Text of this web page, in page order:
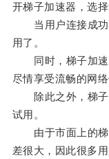
开梯子加速器，选
当用户连接成功
用了。
同时，梯子加速
尽情享受流畅的网络
除此之外，梯子
试用。
由于市面上的梯
差很大，因此很多